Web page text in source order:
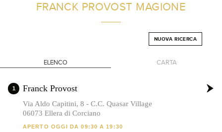
FILTRI AVANZATI
FRANCK PROVOST MAGIONE
NUOVA RICERCA
ELENCO CARTA
+
1 Franck Provost
Via Aldo Capitini, 8 - C.C. Quasar Village
06073 Ellera di Corciano
APERTO OGGI DA 09:30 A 19:30